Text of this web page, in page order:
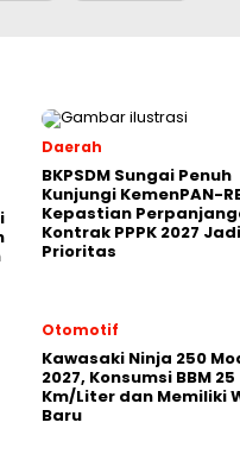
Daerah
BKPSDM Sungai Penuh
Kunjungi KemenPAN-
Kepastian
Kontrak PPPK 2027 Jadi
Prioritas
Otomotif
Kawasaki Ninja 250
2027, Konsumsi BBM 25
Km/Liter dan Memiliki
Baru